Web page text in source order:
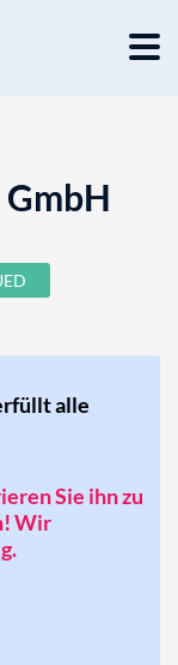
alle
Sie ihn zu
Wir